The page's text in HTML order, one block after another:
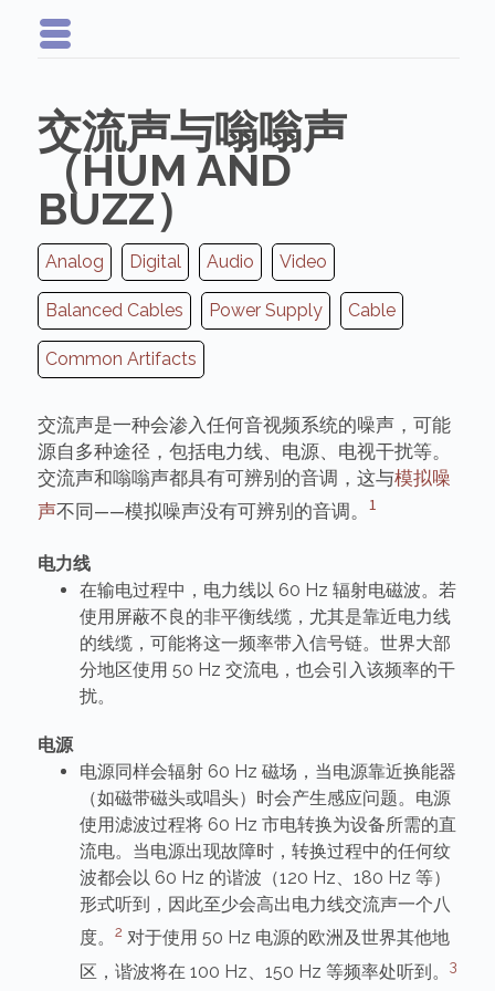
交流声与嗡嗡声
（HUM AND
BUZZ）
Analog Digital Audio Video
Balanced Cables Power Supply Cable
Common Artifacts
交流声是一种会渗入任何音视频系统的噪声，可能
源自多种途径，包括电力线、电源、电视干扰等。
交流声和嗡嗡声都具有可辨别的音调，这与模拟噪
声不同——模拟噪声没有可辨别的音调。 1
电力线
在输电过程中，电力线以 60 Hz 辐射电磁波。若
使用屏蔽不良的非平衡线缆，尤其是靠近电力线
的线缆，可能将这一频率带入信号链。世界大部
分地区使用 50 Hz 交流电，也会引入该频率的干
扰。
电源
电源同样会辐射 60 Hz 磁场，当电源靠近换能器
（如磁带磁头或唱头）时会产生感应问题。电源
使用滤波过程将 60 Hz 市电转换为设备所需的直
流电。当电源出现故障时，转换过程中的任何纹
波都会以 60 Hz 的谐波（120 Hz、180 Hz 等）
形式听到，因此至少会高出电力线交流声一个八
度。
2 对于使用 50 Hz 电源的欧洲及世界其他地
区，谐波将在 100 Hz、150 Hz 等频率处听到。
3